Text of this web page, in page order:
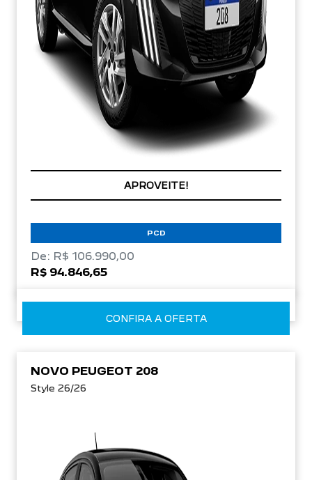
APROVEITE!
PCD
De: R$ 106.990,00
R$ 94.846,65
CONFIRA A OFERTA
NOVO PEUGEOT 208
Style 26/26